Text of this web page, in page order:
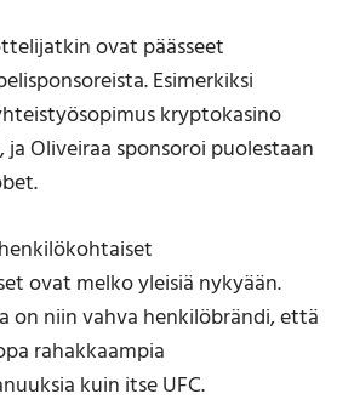
ovat päässeet
Esimerkiksi
kryptokasino
ja Oliveiraa sponsoroi puolestaan
ovat melko yleisiä nykyään.
on niin vahva henkilöbrändi, että
rahakkaampia
kuin itse UFC.